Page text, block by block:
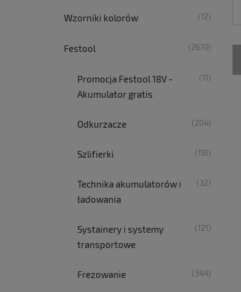
Wzorniki kolorów (12)
Festool (2670)
Promocja Festool 18V -
Akumulator gratis
(11)
Odkurzacze (204)
Szlifierki (191)
Technika akumulatorów i
ładowania
(32)
Systainery i systemy
transportowe
(121)
Frezowanie (344)